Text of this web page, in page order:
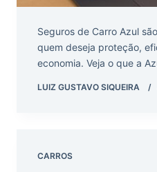
Seguros de Carro Azul
quem deseja proteção,
economia. Veja o que a
LUIZ GUSTAVO SIQUEIRA
CARROS